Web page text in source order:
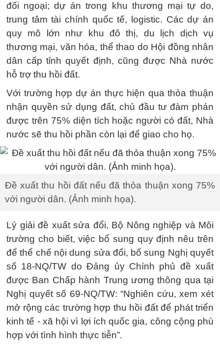
đối ngoại; dự án trong khu thương mại tự do,
trung tâm tài chính quốc tế, logistic. Các dự án
quy mô lớn như khu đô thị, du lịch dịch vụ
thương mại, văn hóa, thể thao do Hội đồng nhân
dân cấp tỉnh quyết định, cũng được Nhà nước
hỗ trợ thu hồi đất.
Với trường hợp dự án thực hiện qua thỏa thuận
nhận quyền sử dụng đất, chủ đầu tư đàm phán
được trên 75% diện tích hoặc người có đất, Nhà
nước sẽ thu hồi phần còn lại để giao cho họ.
Đề xuất thu hồi đất nếu đã thỏa thuận xong 75%
với người dân. (Ảnh minh họa).
Lý giải đề xuất sửa đổi, Bộ Nông nghiệp và Môi
trường cho biết, việc bổ sung quy định nêu trên
để thể chế nội dung sửa đổi, bổ sung Nghị quyết
số 18-NQ/TW do Đảng ủy Chính phủ đề xuất
được Ban Chấp hành Trung ương thông qua tại
Nghị quyết số 69-NQ/TW: “Nghiên cứu, xem xét
mở rộng các trường hợp thu hồi đất để phát triển
kinh tế - xã hội vì lợi ích quốc gia, công cộng phù
hợp với tình hình thực tiễn”.